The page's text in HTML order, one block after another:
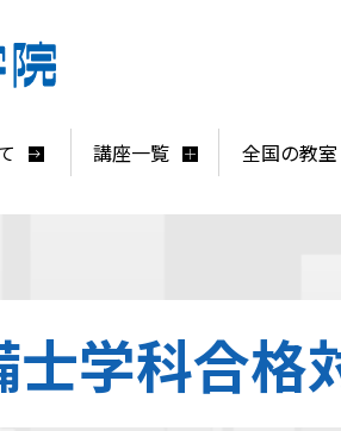
講座一覧 全国の教室
士学科合格